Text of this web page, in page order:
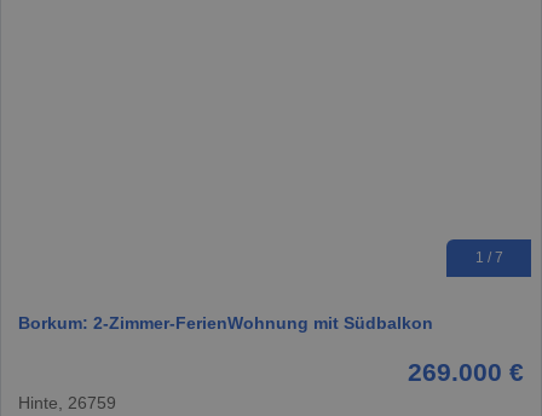
1 / 7
Borkum: 2-Zimmer-FerienWohnung mit Südbalkon
269.000 €
Hinte, 26759